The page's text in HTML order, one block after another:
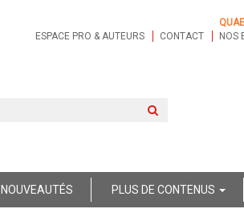
ESPACE PRO & AUTEURS CONTACT
NOS
NOUVEAUTÉS PLUS DE CONTENUS